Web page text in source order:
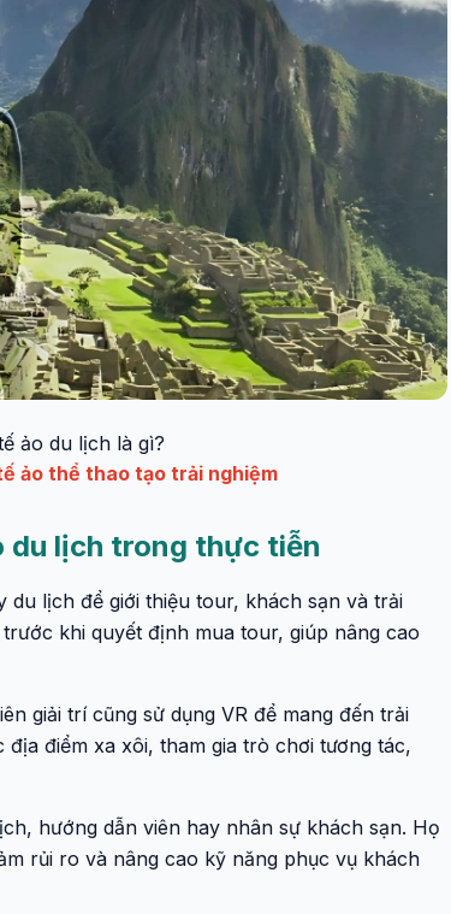
ảo du lịch là gì?
ảo thể thao tạo trải nghiệm
du lịch trong thực tiễn
lịch để giới thiệu tour, khách sạn và trải
khi quyết định mua tour, giúp nâng cao
giải trí cũng sử dụng VR để mang đến trải
điểm xa xôi, tham gia trò chơi tương tác,
hướng dẫn viên hay nhân sự khách sạn. Họ
rủi ro và nâng cao kỹ năng phục vụ khách